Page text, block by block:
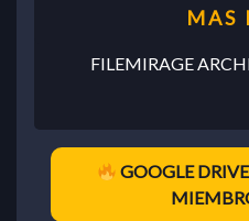
FILEMIRAGE
GOOGLE